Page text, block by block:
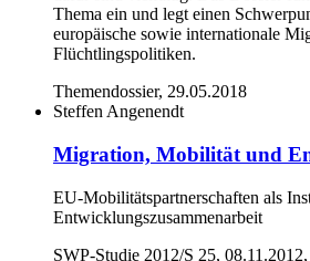
Thema ein und legt einen
europäische sowie internationale
Flüchtlingspolitiken.
Themendossier, 29.05.2018
Steffen Angenendt
Migration, Mobilität und
EU-Mobilitätspartnerschaften als
Entwicklungszusammenarbeit
SWP-Studie 2012/S 25,